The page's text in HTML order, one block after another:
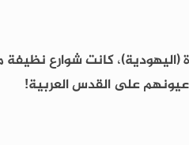
كانت شوارع
على القدس العربية!